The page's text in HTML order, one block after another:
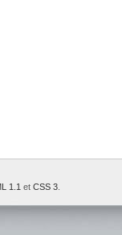
1.1 et CSS 3